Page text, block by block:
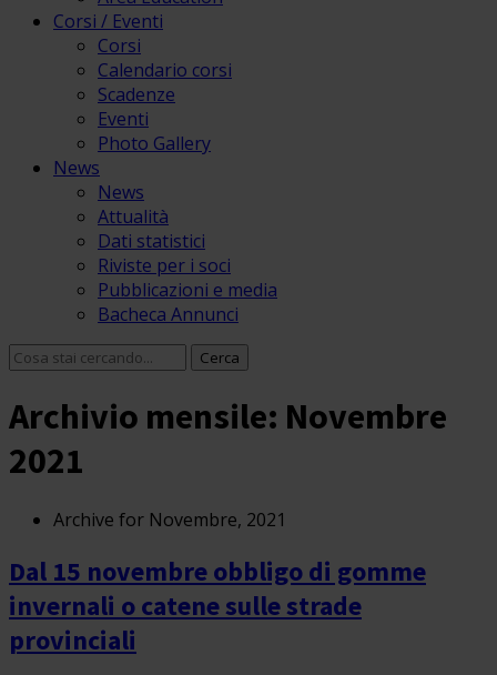
Corsi / Eventi
Corsi
Calendario corsi
Scadenze
Eventi
Photo Gallery
News
News
Attualità
Dati statistici
Riviste per i soci
Pubblicazioni e media
Bacheca Annunci
Archivio mensile: Novembre
2021
Archive for Novembre, 2021
Dal 15 novembre obbligo di gomme
invernali o catene sulle strade
provinciali